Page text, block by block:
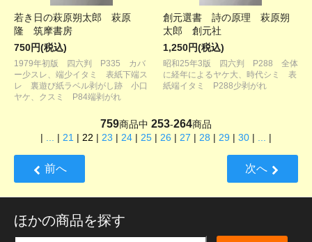
若き日の萩原朔太郎 萩原
隆 筑摩書房
750円(税込)
1979年初版 四六判 P335 カバ
ー少スレ、端少イタミ 表紙下端ス
レ 裏遊び紙ラベル剥がし跡 小口
ヤケ、クスミ P84端剥がれ
創元選書 詩の原理 萩原朔
太郎 創元社
1,250円(税込)
昭和25年3版 四六判 P288 全体
に経年によるヤケ大、時代シミ 表
紙端イタミ P288少剥がれ
759商品中 253-264商品
| ... | 21 | 22 | 23 | 24 | 25 | 26 | 27 | 28 | 29 | 30 | ... |
前へ 次へ
ほかの商品を探す